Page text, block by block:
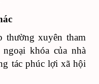
thường xuyên tham
khóa của nhà
tác phúc lợi xã hội